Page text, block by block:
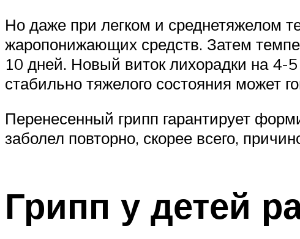
Но даже при легком и среднетяжелом
жаропонижающих средств. Затем
10 дней. Новый виток лихорадки на 4-
стабильно тяжелого состояния может
Перенесенный грипп гарантирует
заболел повторно, скорее всего,
Грипп у детей